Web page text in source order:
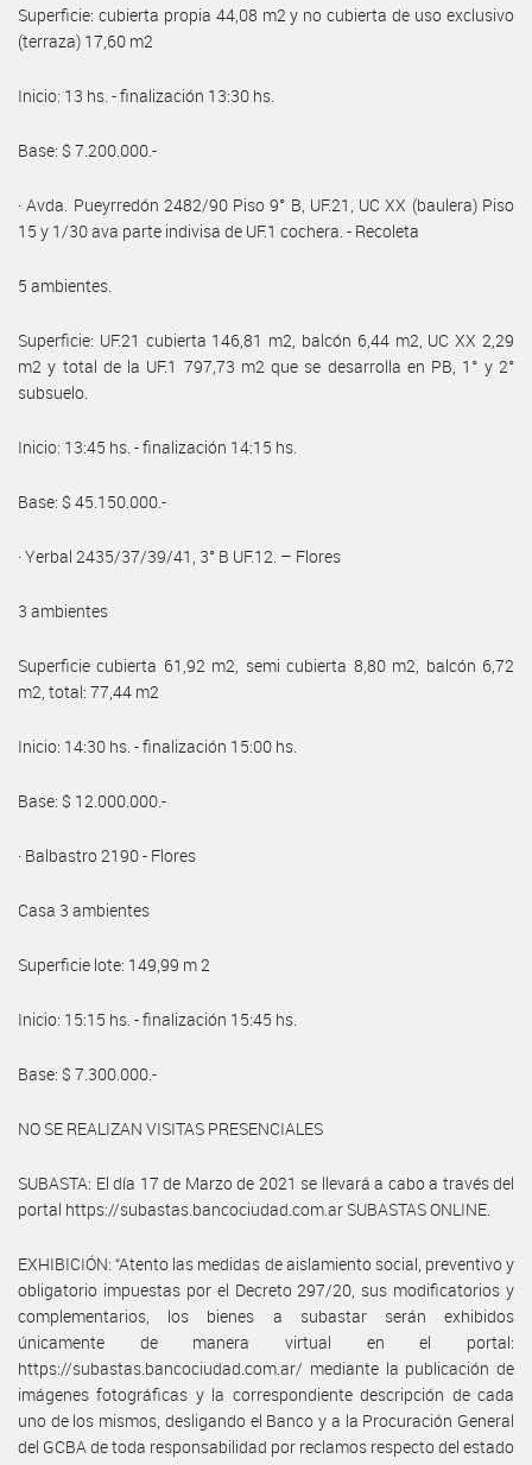
Superficie: cubierta propia 44,08 m2 y no cubierta de uso exclusivo
(terraza) 17,60 m2
Inicio: 13 hs. - finalización 13:30 hs.
Base: $ 7.200.000.-
· Avda. Pueyrredón 2482/90 Piso 9° B, UF.21, UC XX (baulera) Piso
15 y 1/30 ava parte indivisa de UF.1 cochera. - Recoleta
5 ambientes.
Superficie: UF.21 cubierta 146,81 m2, balcón 6,44 m2, UC XX 2,29
m2 y total de la UF.1 797,73 m2 que se desarrolla en PB, 1° y 2°
subsuelo.
Inicio: 13:45 hs. - finalización 14:15 hs.
Base: $ 45.150.000.-
· Yerbal 2435/37/39/41, 3° B UF.12. – Flores
3 ambientes
Superficie cubierta 61,92 m2, semi cubierta 8,80 m2, balcón 6,72
m2, total: 77,44 m2
Inicio: 14:30 hs. - finalización 15:00 hs.
Base: $ 12.000.000.-
· Balbastro 2190 - Flores
Casa 3 ambientes
Superficie lote: 149,99 m 2
Inicio: 15:15 hs. - finalización 15:45 hs.
Base: $ 7.300.000.-
NO SE REALIZAN VISITAS PRESENCIALES
SUBASTA: El día 17 de Marzo de 2021 se llevará a cabo a través del
portal https://subastas.bancociudad.com.ar SUBASTAS ONLINE.
EXHIBICIÓN: “Atento las medidas de aislamiento social, preventivo y
obligatorio impuestas por el Decreto 297/20, sus modificatorios y
complementarios, los bienes a subastar serán exhibidos
únicamente de manera virtual en el portal:
https://subastas.bancociudad.com.ar/ mediante la publicación de
imágenes fotográficas y la correspondiente descripción de cada
uno de los mismos, desligando el Banco y a la Procuración General
del GCBA de toda responsabilidad por reclamos respecto del estado